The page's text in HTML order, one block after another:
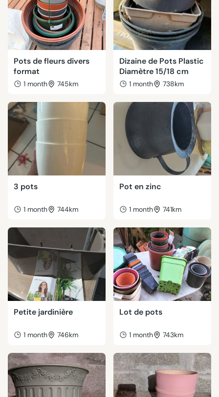
Pots de fleurs divers
format
1 month 745km
Dizaine de Pots Plastic
Diamètre 15/18 cm
1 month 738km
3 pots
1 month 744km
Pot en zinc
1 month 741km
Petite jardinière
1 month 746km
Lot de pots
1 month 743km